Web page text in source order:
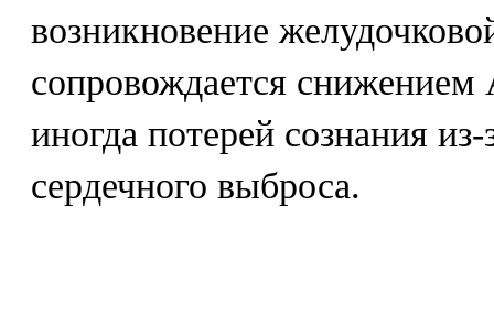
возникновение
сопровождается
иногда потерей сознания
сердечного выброса.